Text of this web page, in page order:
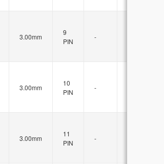
3.00mm
9
PIN
-
3.00mm
10
PIN
-
3.00mm
11
PIN
-